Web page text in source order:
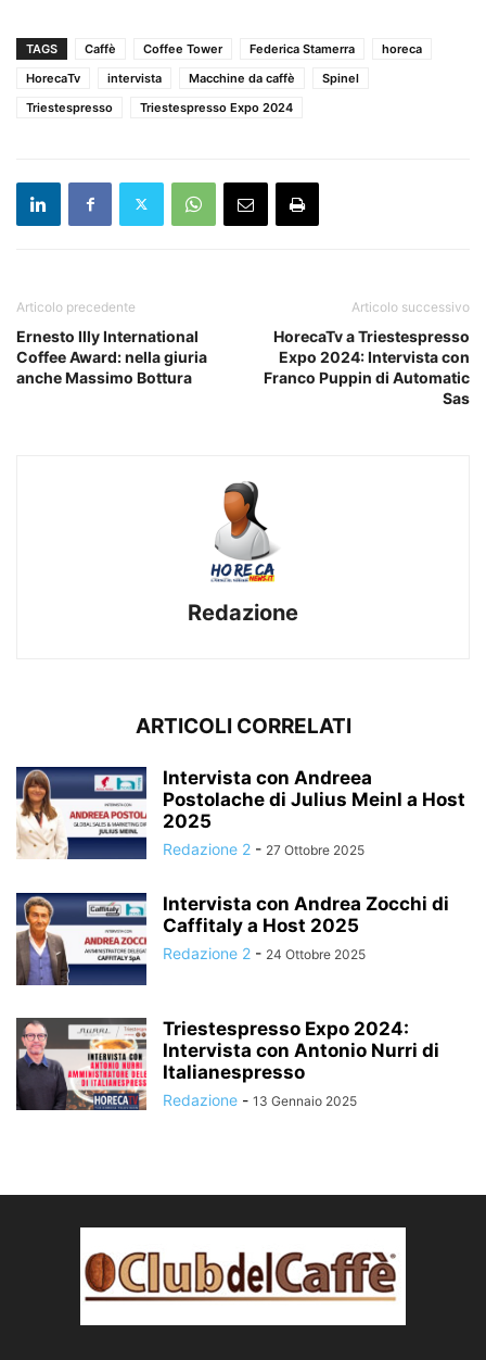
TAGS Caffè Coffee Tower Federica Stamerra
horeca
HorecaTv
intervista Macchine da caffè
Spinel
Triestespresso
Triestespresso Expo 2024
Articolo precedente
Ernesto Illy International
Coffee Award: nella giuria
anche Massimo Bottura
Articolo successivo
HorecaTv a Triestespresso
Expo 2024: Intervista con
Franco Puppin di Automatic
Sas
Redazione
ARTICOLI CORRELATI
Intervista con Andreea
Postolache di Julius Meinl a Host
2025
Redazione 2 - 27 Ottobre 2025
Intervista con Andrea Zocchi di
Caffitaly a Host 2025
Redazione 2 - 24 Ottobre 2025
Triestespresso Expo 2024:
Intervista con Antonio Nurri di
Italianespresso
Redazione - 13 Gennaio 2025